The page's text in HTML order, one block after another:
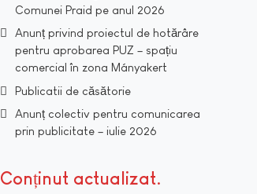
Comunei Praid pe anul 2026
Anunț privind proiectul de hotărâre
pentru aprobarea PUZ – spațiu
comercial în zona Mányakert
Publicatii de căsătorie
Anunț colectiv pentru comunicarea
prin publicitate – iulie 2026
Conținut actualizat